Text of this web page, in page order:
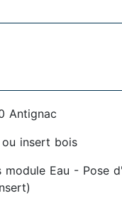
Antignac
ou insert bois
module Eau - Pose